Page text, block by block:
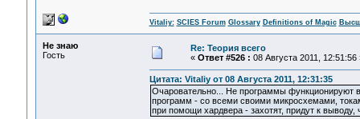
Vitaliy: SCIES Forum Glossary Definitions of Magic
Не знаю
Гость
Re: Теория всего
« Ответ #526 : 08 Августа 2011, 12:51:56
Цитата: Vitaliy от 08 Августа 2011, 12:31:35
Очаровательно... Не программы функционируют
программ - со всеми своими микросхемами,
при помощи хардвера - захотят, придут к выводу,